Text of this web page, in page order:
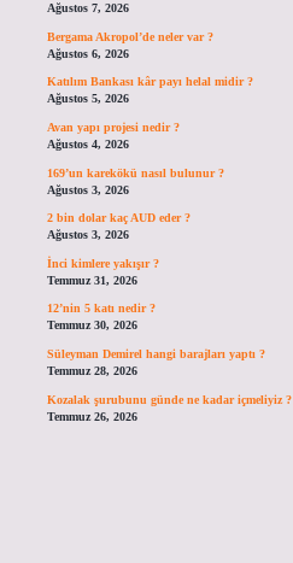
Ağustos 7, 2026
Bergama Akropol’de neler var ?
Ağustos 6, 2026
Katılım Bankası kâr payı helal midir ?
Ağustos 5, 2026
Avan yapı projesi nedir ?
Ağustos 4, 2026
169’un karekökü nasıl bulunur ?
Ağustos 3, 2026
2 bin dolar kaç AUD eder ?
Ağustos 3, 2026
İnci kimlere yakışır ?
Temmuz 31, 2026
12’nin 5 katı nedir ?
Temmuz 30, 2026
Süleyman Demirel hangi barajları yaptı ?
Temmuz 28, 2026
Kozalak şurubunu günde ne kadar içmeliyiz ?
Temmuz 26, 2026